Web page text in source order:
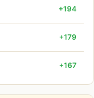
+194
+179
+167